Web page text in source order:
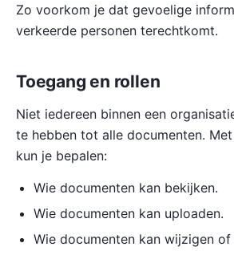
Zo voorkom je dat gevoelige
verkeerde personen terechtkomt.
Toegang en rollen
Niet iedereen binnen een
te hebben tot alle documenten.
kun je bepalen:
Wie documenten kan bekijken.
Wie documenten kan uploaden.
Wie documenten kan wijzigen